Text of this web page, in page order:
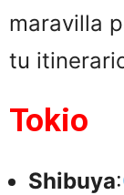
maravilla
tu
Tokio
Shibuya: